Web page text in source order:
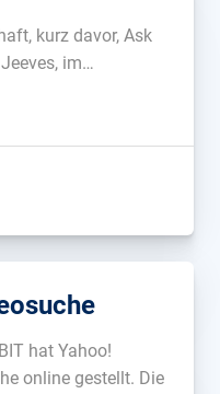
kurz davor, Ask
im
hat Yahoo!
online gestellt. Die